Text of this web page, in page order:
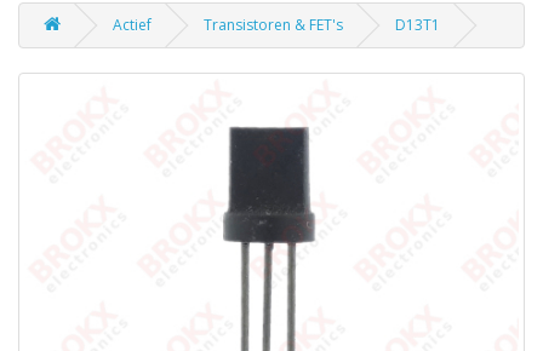
Actief Transistoren & FET's D13T1